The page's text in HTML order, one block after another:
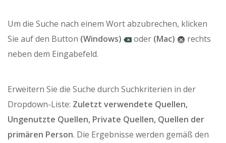
Um die Suche nach einem Wort abzubrechen, klicken
Sie auf den Button (Windows) oder (Mac)
rechts
neben dem Eingabefeld.
Erweitern Sie die Suche durch Suchkriterien in der
Dropdown-Liste: Zuletzt verwendete Quellen,
Ungenutzte Quellen, Private Quellen, Quellen der
primären Person. Die Ergebnisse werden gemäß den